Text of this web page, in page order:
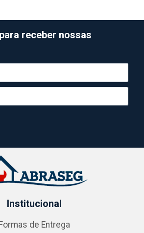
receber nossas
Institucional
Formas de Entrega